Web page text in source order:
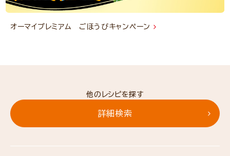
オーマイプレミアム ごほうびキャンペーン
他のレシピを探す
詳細検索